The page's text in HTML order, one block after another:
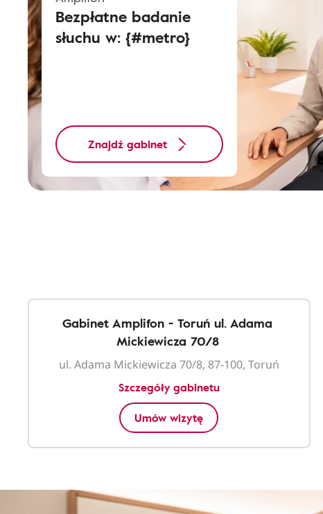
Bezpłatne badanie
słuchu w: {#metro}
Znajdź gabinet
Gabinet Amplifon - Toruń ul. Adama
Mickiewicza 70/8
ul. Adama Mickiewicza 70/8, 87-100, Toruń
Szczegóły gabinetu
Umów wizytę